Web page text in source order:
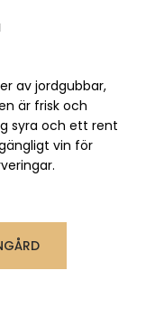
av jordgubbar,
är frisk och
syra och ett rent
vin för